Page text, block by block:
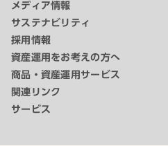
メディア情報
サステナビリティ
採用情報
資産運用をお考えの方へ
商品・資産運用サービス
関連リンク
サービス